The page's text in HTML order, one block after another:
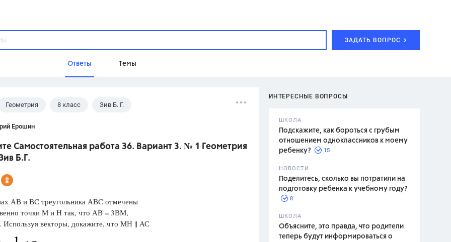
ЗАДАТЬ ВОПРОС
Ответы Темы
Домашнее задание
Разумовская М.М.,
Рудзитис Г.Е.,
ИНТЕРЕСНЫЕ ВОПРОСЫ
ШКОЛА
Подскажите, как бороться с грубым
отношением одноклассников к моему
ребенку?
15
НОВОСТИ
Поделитесь, сколько вы потратили на
подготовку ребенка к учебному году?
8
ШКОЛА
Объясните, это правда, что родители
теперь будут информироваться о
Геометрия 8 класс Зив Б. Г.
Ерошин
Самостоятельная работа 36. Вариант 3. № 1 Геометрия
Б.Г.
АВ и ВС треугольника АВС отмечены
точки М и Н так, что АВ = 3ВМ,
векторы, докажите, что МН || АС